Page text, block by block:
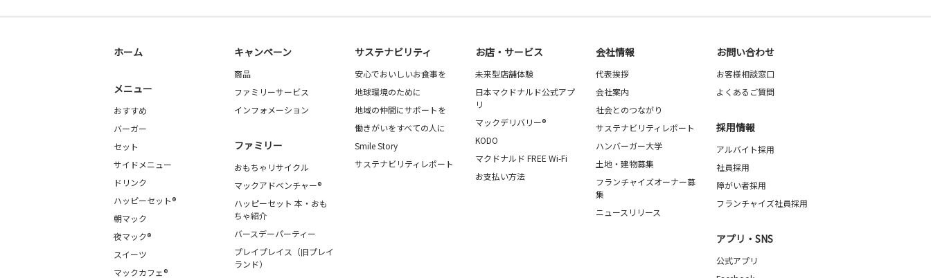
ホーム
メニュー
おすすめ
バーガー
セット
サイドメニュー
ドリンク
ハッピーセット®
朝マック
夜マック®
スイーツ
マックカフェ®
キャンペーン
商品
ファミリーサービス
インフォメーション
ファミリー
おもちゃリサイクル
マックアドベンチャー®
ハッピーセット 本・おも
ちゃ紹介
バースデーパーティー
プレイプレイス（旧プレイ
ランド）
サステナビリティ
安心でおいしいお食事を
地球環境のために
地域の仲間にサポートを
働きがいをすべての人に
Smile Story
サステナビリティレポート
お店・サービス
未来型店舗体験
日本マクドナルド公式アプ
リ
マックデリバリー®
KODO
マクドナルド FREE Wi-Fi
お支払い方法
会社情報
代表挨拶
会社案内
社会とのつながり
サステナビリティレポート
ハンバーガー大学
土地・建物募集
フランチャイズオーナー募
集
ニュースリリース
お問い合わせ
お客様相談窓口
よくあるご質問
採用情報
アルバイト採用
社員採用
障がい者採用
フランチャイズ社員採用
アプリ・SNS
公式アプリ